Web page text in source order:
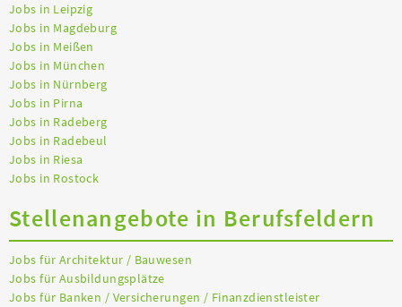
Jobs in Leipzig
Jobs in Magdeburg
Jobs in Meißen
Jobs in München
Jobs in Nürnberg
Jobs in Pirna
Jobs in Radeberg
Jobs in Radebeul
Jobs in Riesa
Jobs in Rostock
Stellenangebote in Berufsfeldern
Jobs für Architektur / Bauwesen
Jobs für Ausbildungsplätze
Jobs für Banken / Versicherungen / Finanzdienstleister